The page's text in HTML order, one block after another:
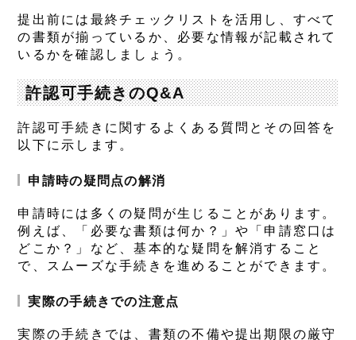
提出前には最終チェックリストを活用し、すべて
の書類が揃っているか、必要な情報が記載されて
いるかを確認しましょう。
許認可手続きのQ&A
許認可手続きに関するよくある質問とその回答を
以下に示します。
申請時の疑問点の解消
申請時には多くの疑問が生じることがあります。
例えば、「必要な書類は何か？」や「申請窓口は
どこか？」など、基本的な疑問を解消すること
で、スムーズな手続きを進めることができます。
実際の手続きでの注意点
実際の手続きでは、書類の不備や提出期限の厳守